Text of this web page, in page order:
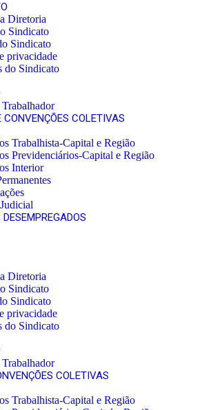
Diretoria
Sindicato
Sindicato
privacidade
do Sindicato
Trabalhador
CONVENÇÕES COLETIVAS
Trabalhista-Capital e Região
Previdenciários-Capital e Região
Interior
Diretoria
Sindicato
Sindicato
privacidade
do Sindicato
Trabalhador
COLETIVAS
Trabalhista-Capital e Região